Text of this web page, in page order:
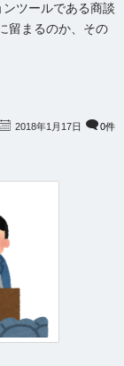
ツールである商談
留まるのか、その
2018年1月17日 0件